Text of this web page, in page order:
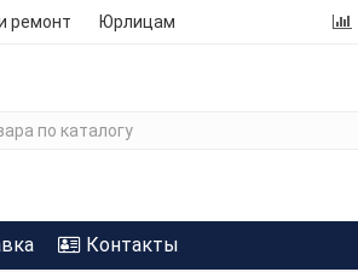
ремонт Юрлицам
Контакты